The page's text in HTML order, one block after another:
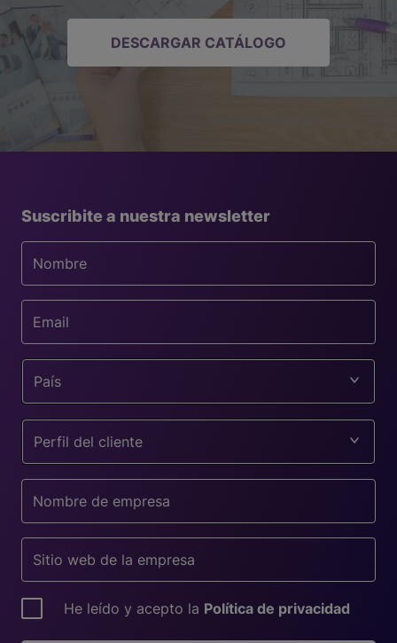
DESCARGAR CATÁLOGO
Suscribite a nuestra newsletter
País
Perfil del cliente
He leído y acepto la Política de privacidad